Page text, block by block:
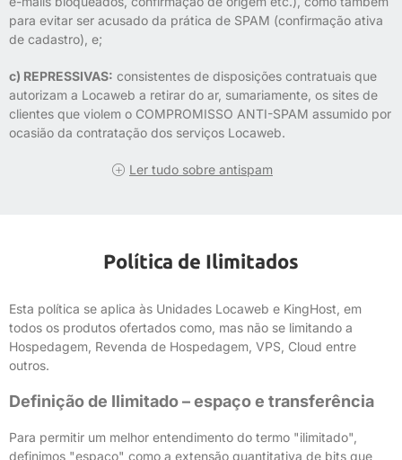
para evitar ser acusado da prática de SPAM (confirmação ativa
de cadastro), e;
c) REPRESSIVAS: consistentes de disposições contratuais que
autorizam a Locaweb a retirar do ar, sumariamente, os sites de
clientes que violem o COMPROMISSO ANTI-SPAM assumido por
ocasião da contratação dos serviços Locaweb.
Ler tudo sobre antispam
Política de Ilimitados
Esta política se aplica às Unidades Locaweb e KingHost, em
todos os produtos ofertados como, mas não se limitando a
Hospedagem, Revenda de Hospedagem, VPS, Cloud entre
outros.
Definição de Ilimitado – espaço e transferência
Para permitir um melhor entendimento do termo "ilimitado",
definimos "espaço" como a extensão quantitativa de bits que